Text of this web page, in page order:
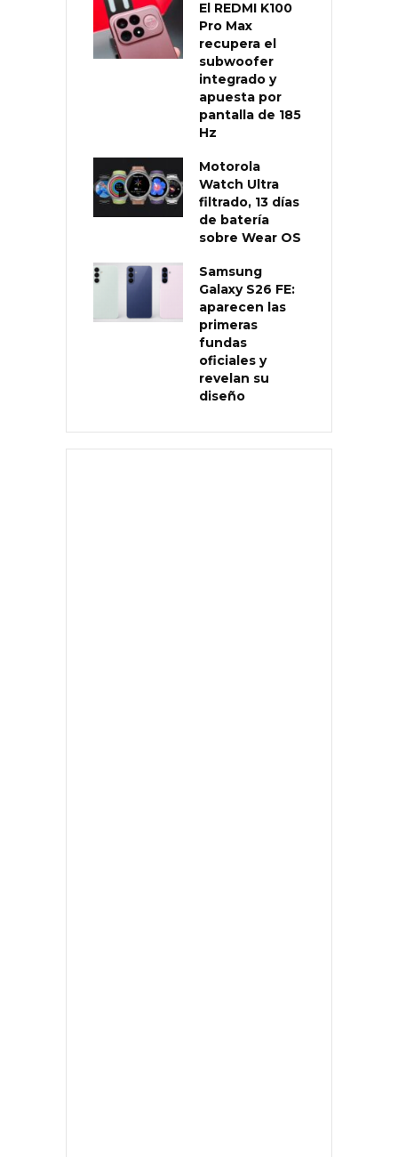
El REDMI K100
Pro Max
recupera el
subwoofer
integrado y
apuesta por
pantalla de 185
Hz
Motorola
Watch Ultra
filtrado, 13 días
de batería
sobre Wear OS
Samsung
Galaxy S26 FE:
aparecen las
primeras
fundas
oficiales y
revelan su
diseño